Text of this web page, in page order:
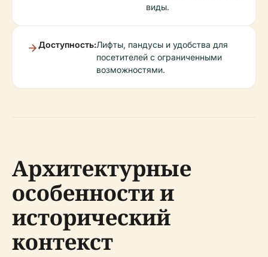
виды.
Доступность:Лифты, пандусы и удобства для
посетителей с ограниченными
возможностями.
Архитектурные
особенности и
исторический
контекст